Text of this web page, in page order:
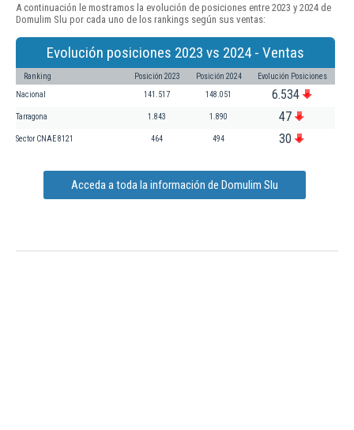
A continuación le mostramos la evolución de posiciones entre 2023 y 2024 de
Domulim Slu por cada uno de los rankings según sus ventas:
Evolución posiciones 2023 vs 2024 - Ventas
Ranking Posición 2023 Posición 2024 Evolución Posiciones
Nacional 141.517 148.051 6.534
Tarragona 1.843 1.890 47
Sector CNAE 8121 464 494 30
Acceda a toda la información de Domulim Slu